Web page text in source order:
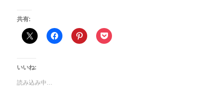
共有:
いいね:
読み込み中…